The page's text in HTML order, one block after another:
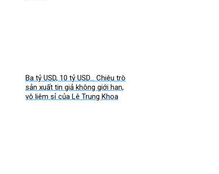
Ba tỷ USD, 10 tỷ USD… Chiêu trò
sản xuất tin giả không giới hạn,
vô liêm sỉ của Lê Trung Khoa